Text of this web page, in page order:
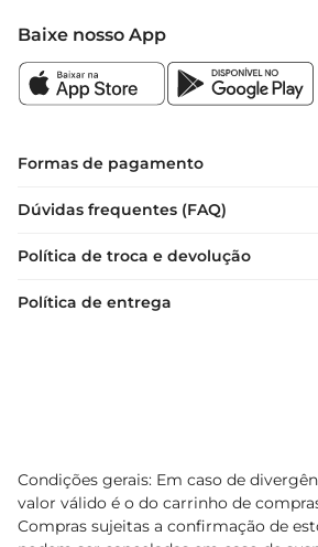
Baixe nosso App
Formas de pagamento
Dúvidas frequentes (FAQ)
Política de troca e devolução
Política de entrega
Condições gerais: Em caso de
valor válido é o do carrinho de
Compras sujeitas a confirmação de